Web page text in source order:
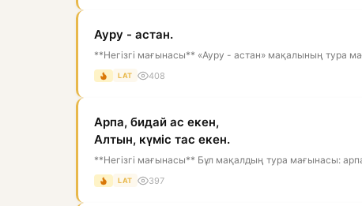
Ауру - астан.
**Негізгі мағынасы** «Ауру - астан» мақалының тура
LAT 408
Арпа, бидай ас екен,
Алтын, күміс тас екен.
**Негізгі мағынасы** Бұл мақалдың тура мағынасы:
LAT 397